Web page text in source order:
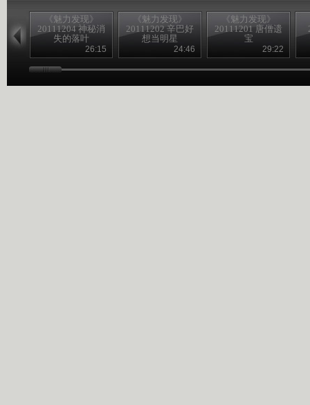
《魅力发现》
20111204 神秘消
失的落叶
26:15
《魅力发现》
20111202 辛巴好
想当明星
24:46
《魅力发现》
20111201 唐僧遗
宝
29:22